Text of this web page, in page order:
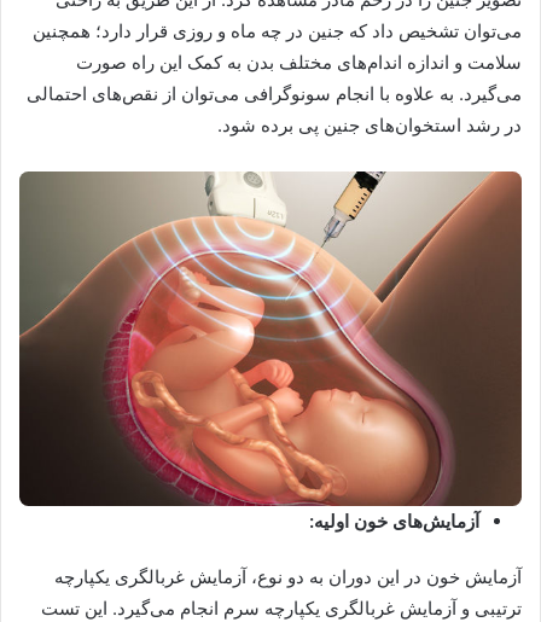
‌می‌توان تشخیص داد که جنین در چه ماه و روزی قرار دارد؛ همچنین
سلامت و اندازه اندام‌های مختلف بدن به کمک این راه صورت
می‌گیرد. به علاوه با انجام سونوگرافی می‌توان از نقص‌های احتمالی
در رشد استخوان‌های جنین پی برده شود.
آزمایش‌های خون اولیه:
آزمایش خون در این دوران به دو نوع، آزمایش غربالگری یکپارچه
ترتیبی و آزمایش غربالگری یکپارچه سرم انجام می‌گیرد. این تست